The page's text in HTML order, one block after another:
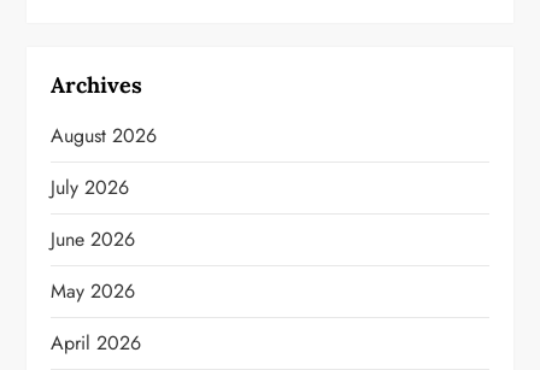
Archives
August 2026
July 2026
June 2026
May 2026
April 2026